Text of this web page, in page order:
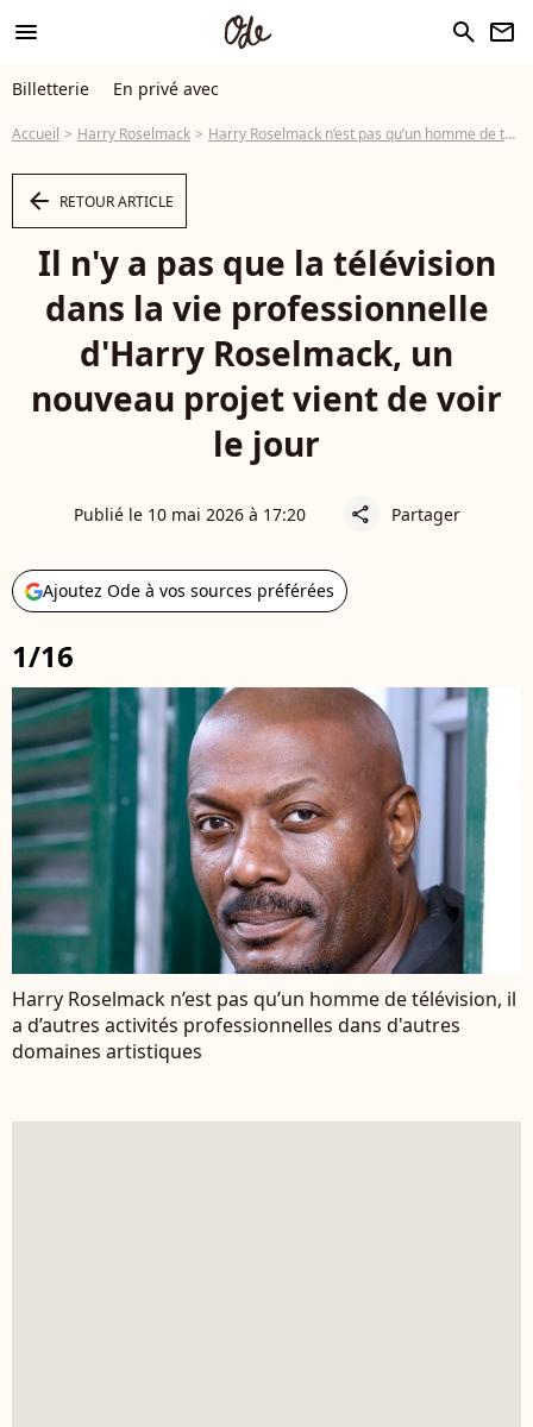
menu search newsletter
Billetterie En privé avec
Accueil Harry Roselmack Harry Roselmack n’est pas qu’un homme de télévision, il a d’autres activités professionnelles dans d'autres domaines artistiques
arrow_left RETOUR ARTICLE
Il n'y a pas que la télévision
dans la vie professionnelle
d'Harry Roselmack, un
nouveau projet vient de voir
le jour
Publié le 10 mai 2026 à 17:20 share Partager
Ajoutez Ode à vos sources préférées
1/16
Harry Roselmack n’est pas qu’un homme de télévision, il
a d’autres activités professionnelles dans d'autres
domaines artistiques